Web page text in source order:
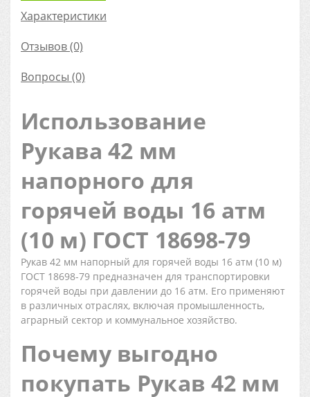
Характеристики
Отзывов (0)
Вопросы (0)
Использование
Рукава 42 мм
напорного для
горячей воды 16 атм
(10 м) ГОСТ 18698-79
Рукав 42 мм напорный для горячей воды 16 атм (10 м)
ГОСТ 18698-79 предназначен для транспортировки
горячей воды при давлении до 16 атм. Его применяют
в различных отраслях, включая промышленность,
аграрный сектор и коммунальное хозяйство.
Почему выгодно
покупать Рукав 42 мм